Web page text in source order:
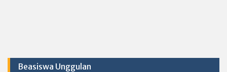
Beasiswa Unggulan